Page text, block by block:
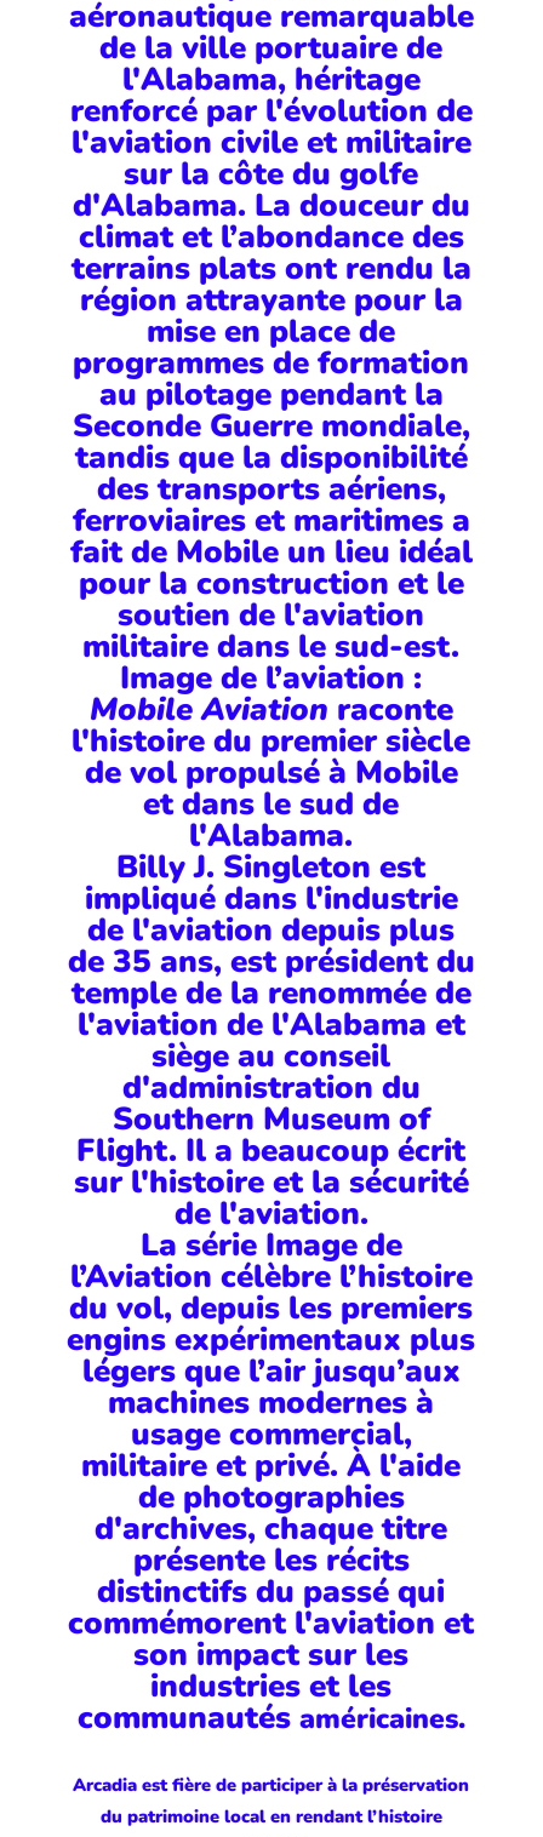
aéronautique remarquable
de la ville portuaire de
l'Alabama, héritage
renforcé par l'évolution de
l'aviation civile et militaire
sur la côte du golfe
d'Alabama. La douceur du
climat et l’abondance des
terrains plats ont rendu la
région attrayante pour la
mise en place de
programmes de formation
au pilotage pendant la
Seconde Guerre mondiale,
tandis que la disponibilité
des transports aériens,
ferroviaires et maritimes a
fait de Mobile un lieu idéal
pour la construction et le
soutien de l'aviation
militaire dans le sud-est.
Image de l’aviation :
Mobile Aviation raconte
l'histoire du premier siècle
de vol propulsé à Mobile
et dans le sud de
l'Alabama.
Billy J. Singleton est
impliqué dans l'industrie
de l'aviation depuis plus
de 35 ans, est président du
temple de la renommée de
l'aviation de l'Alabama et
siège au conseil
d'administration du
Southern Museum of
Flight. Il a beaucoup écrit
sur l'histoire et la sécurité
de l'aviation.
La série Image de
l’Aviation célèbre l’histoire
du vol, depuis les premiers
engins expérimentaux plus
légers que l’air jusqu’aux
machines modernes à
usage commercial,
militaire et privé. À l'aide
de photographies
d'archives, chaque titre
présente les récits
distinctifs du passé qui
commémorent l'aviation et
son impact sur les
industries et les
communautés américaines.
Arcadiaest fière de participer à la préservation
du patrimoine local en rendantl’histoire